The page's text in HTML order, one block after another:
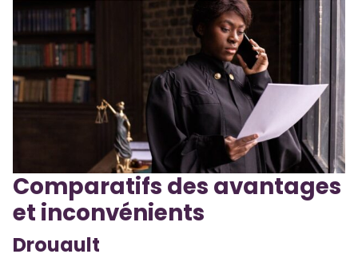
Comparatifs des avantages
et inconvénients
Drouault